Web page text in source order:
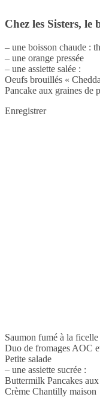
Chez les Sisters, le
– une boisson chaude :
– une orange pressée
– une assiette salée :
Oeufs brouillés «
Pancake aux graines de
Enregistrer
Saumon fumé à la ficelle
Duo de fromages AOC
Petite salade
– une assiette sucrée :
Buttermilk Pancakes
Crème Chantilly maison